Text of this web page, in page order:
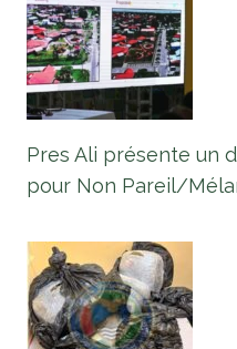
Pres Ali présente un
pour Non Pareil/